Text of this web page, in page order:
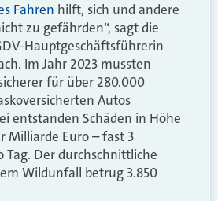
Fahren hilft, sich und andere
zu gefährden“, sagt die
Hauptgeschäftsführerin
Im Jahr 2023 mussten
für über 280.000
Autos
entstanden Schäden in Höhe
Milliarde Euro – fast 3
Tag. Der durchschnittliche
Wildunfall betrug 3.850